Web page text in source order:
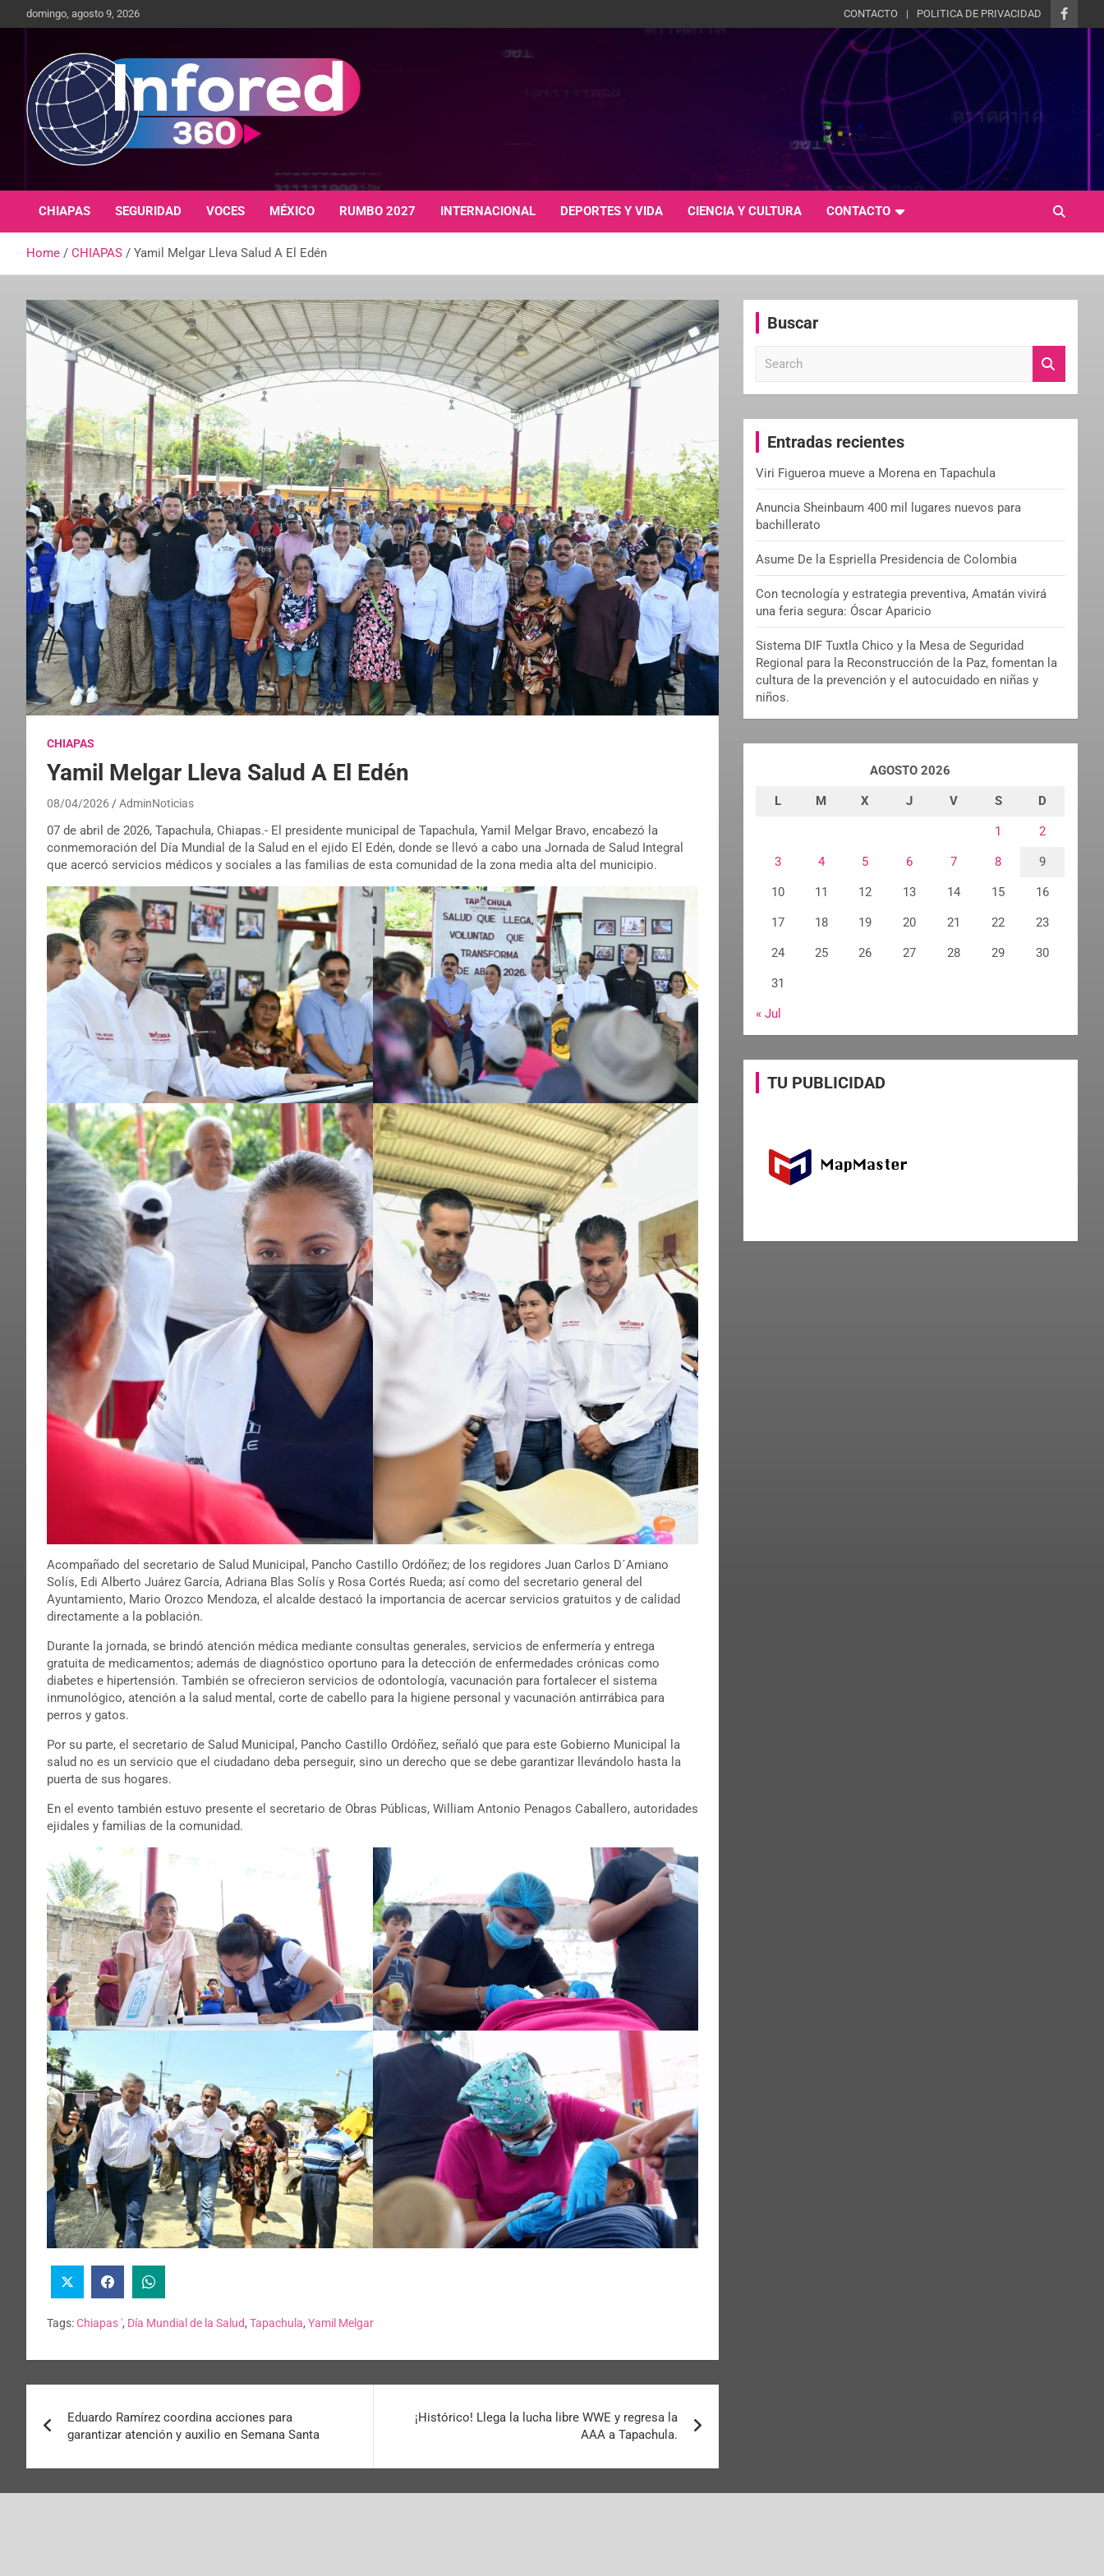
domingo, agosto 9, 2026 CONTACTO POLITICA DE PRIVACIDAD
infored360.mx
CHIAPAS SEGURIDAD VOCES MÉXICO RUMBO 2027 INTERNACIONAL DEPORTES Y VIDA CIENCIA Y CULTURA CONTACTO
Home CHIAPAS Yamil Melgar Lleva Salud A El Edén
CHIAPAS
Yamil Melgar Lleva Salud A El Edén
08/04/2026 AdminNoticias
07 de abril de 2026, Tapachula, Chiapas.- El presidente municipal de Tapachula, Yamil Melgar Bravo, encabezó la
conmemoración del Día Mundial de la Salud en el ejido El Edén, donde se llevó a cabo una Jornada de Salud Integral
que acercó servicios médicos y sociales a las familias de esta comunidad de la zona media alta del municipio.
Acompañado del secretario de Salud Municipal, Pancho Castillo Ordóñez; de los regidores Juan Carlos D´Amiano
Solís, Edi Alberto Juárez García, Adriana Blas Solís y Rosa Cortés Rueda; así como del secretario general del
Ayuntamiento, Mario Orozco Mendoza, el alcalde destacó la importancia de acercar servicios gratuitos y de calidad
directamente a la población.
Durante la jornada, se brindó atención médica mediante consultas generales, servicios de enfermería y entrega
gratuita de medicamentos; además de diagnóstico oportuno para la detección de enfermedades crónicas como
diabetes e hipertensión. También se ofrecieron servicios de odontología, vacunación para fortalecer el sistema
inmunológico, atención a la salud mental, corte de cabello para la higiene personal y vacunación antirrábica para
perros y gatos.
Por su parte, el secretario de Salud Municipal, Pancho Castillo Ordóñez, señaló que para este Gobierno Municipal la
salud no es un servicio que el ciudadano deba perseguir, sino un derecho que se debe garantizar llevándolo hasta la
puerta de sus hogares.
En el evento también estuvo presente el secretario de Obras Públicas, William Antonio Penagos Caballero, autoridades
ejidales y familias de la comunidad.
Tags:Chiapas ', Día Mundial de la Salud, Tapachula, Yamil Melgar
Eduardo Ramírez coordina acciones para
garantizar atención y auxilio en Semana Santa
¡Histórico! Llega la lucha libre WWE y regresa la
AAA a Tapachula.
Buscar
c
Entradas recientes
Viri Figueroa mueve a Morena en Tapachula
Anuncia Sheinbaum 400 mil lugares nuevos para
bachillerato
Asume De la Espriella Presidencia de Colombia
Con tecnología y estrategia preventiva, Amatán vivirá
una feria segura: Óscar Aparicio
Sistema DIF Tuxtla Chico y la Mesa de Seguridad
Regional para la Reconstrucción de la Paz, fomentan la
cultura de la prevención y el autocuidado en niñas y
niños.
AGOSTO 2026
L M X J V S D
1 2
3 4 5 6 7 8 9
10 11 12 13 14 15 16
17 18 19 20 21 22 23
24 25 26 27 28 29 30
31
« Jul
TU PUBLICIDAD